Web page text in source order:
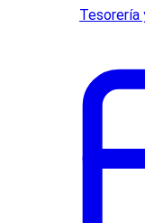
Tesorería